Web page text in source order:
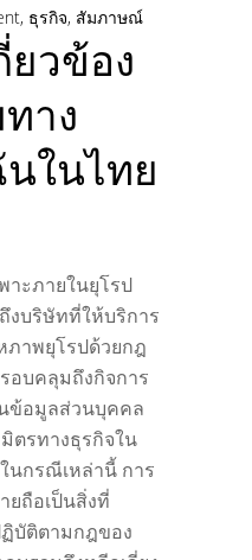
, ธุรกิจ, สัมภาษณ์
ยวข้อง
าง
ในไทย
าะภายในยุโรป
งบริษัทที่ให้บริการ
ภาพยุโรปด้วยกฎ
รอบคลุมถึงกิจการ
ข้อมูลส่วนบุคคล
ตรทางธุรกิจใน
นกรณีเหล่านี้ การ
ถือเป็นสิ่งที่
ฏิบัติตามกฎของ